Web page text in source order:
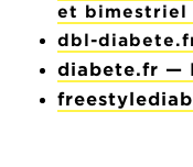
et bimestriel
dbl-
diabete.fr —